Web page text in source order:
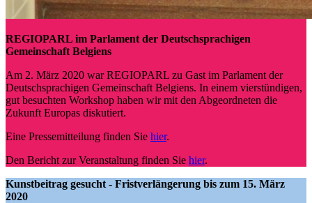
REGIOPARL im Parlament der Deutschsprachigen
Gemeinschaft Belgiens
Am 2. März 2020 war REGIOPARL zu Gast im Parlament der
Deutschsprachigen Gemeinschaft Belgiens. In einem vierstündigen,
gut besuchten Workshop haben wir mit den Abgeordneten die
Zukunft Europas diskutiert.
Eine Pressemitteilung finden Sie hier.
Den Bericht zur Veranstaltung finden Sie hier.
Kunstbeitrag gesucht - Fristverlängerung bis zum 15. März
2020